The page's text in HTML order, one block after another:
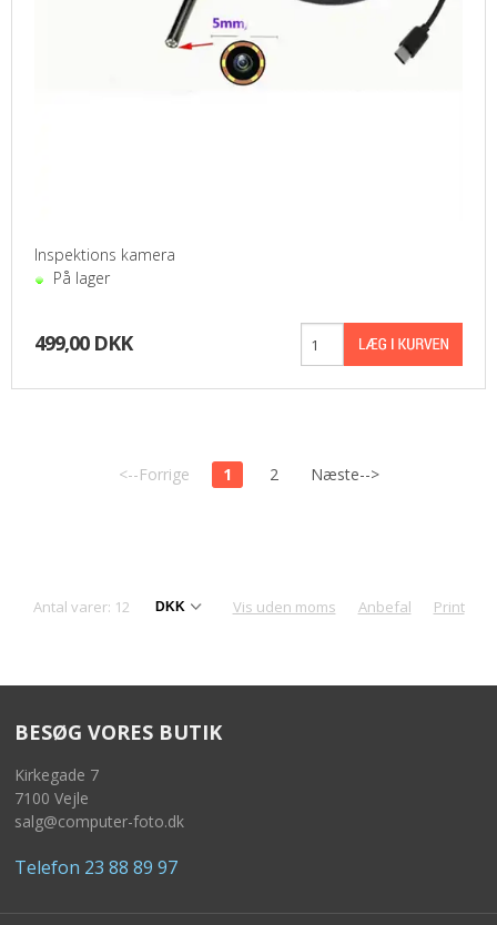
Inspektions kamera
På lager
499,00 DKK
<--Forrige 1 2 Næste-->
Antal varer: 12 Vis uden moms Anbefal Print
BESØG VORES BUTIK
Kirkegade 7
7100 Vejle
salg@computer-foto.dk
Telefon 23 88 89 97